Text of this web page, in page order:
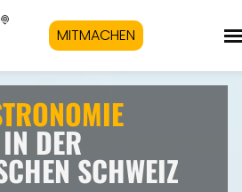
MITMACHEN
IN DER
SCHWEIZ